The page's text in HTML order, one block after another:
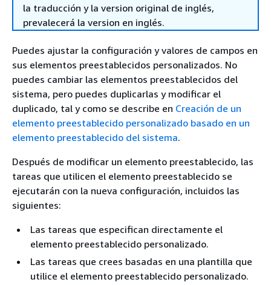
la traducción y la version original de inglés,
prevalecerá la version en inglés.
Puedes ajustar la configuración y valores de campos en
sus elementos preestablecidos personalizados. No
puedes cambiar las elementos preestablecidos del
sistema, pero puedes duplicarlas y modificar el
duplicado, tal y como se describe en Creación de un
elemento preestablecido personalizado basado en un
elemento preestablecido del sistema.
Después de modificar un elemento preestablecido, las
tareas que utilicen el elemento preestablecido se
ejecutarán con la nueva configuración, incluidos las
siguientes:
Las tareas que especifican directamente el
elemento preestablecido personalizado.
Las tareas que crees basadas en una plantilla que
utilice el elemento preestablecido personalizado.